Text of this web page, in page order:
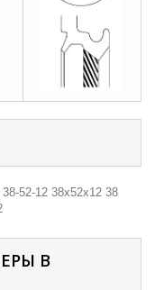
52-12 38х52х12 38
В